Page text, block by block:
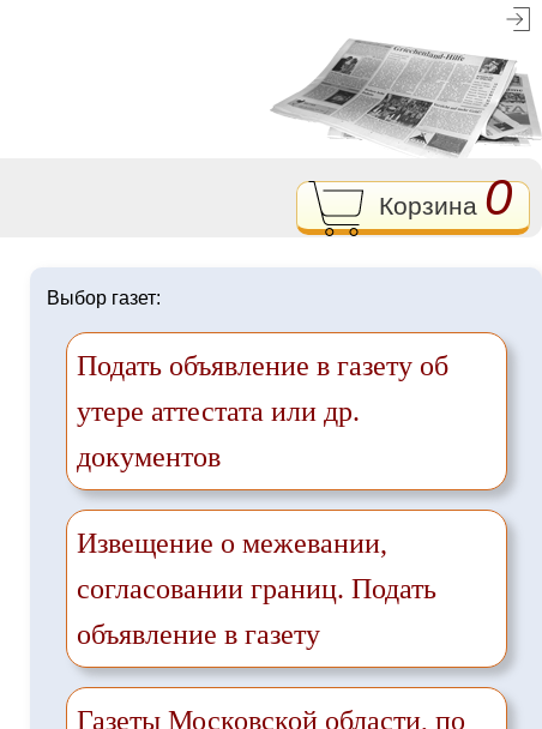
Корзина 0
Выбор газет:
Подать объявление в газету об
утере аттестата или др.
документов
Извещение о межевании,
согласовании границ. Подать
объявление в газету
Газеты Московской области, по